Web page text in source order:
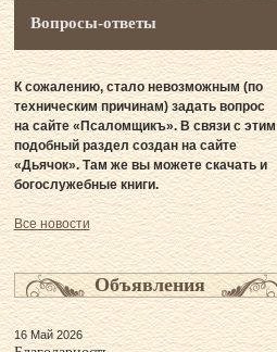
Вопросы-ответы
К сожалению, стало невозможным (по
техническим причинам) задать вопрос
на сайте «Псаломщикъ». В связи с этим
подобный раздел создан на сайте
«Дьячок». Там же вы можете скачать и
богослужебные книги.
Все новости
Объявления
16 Май 2026